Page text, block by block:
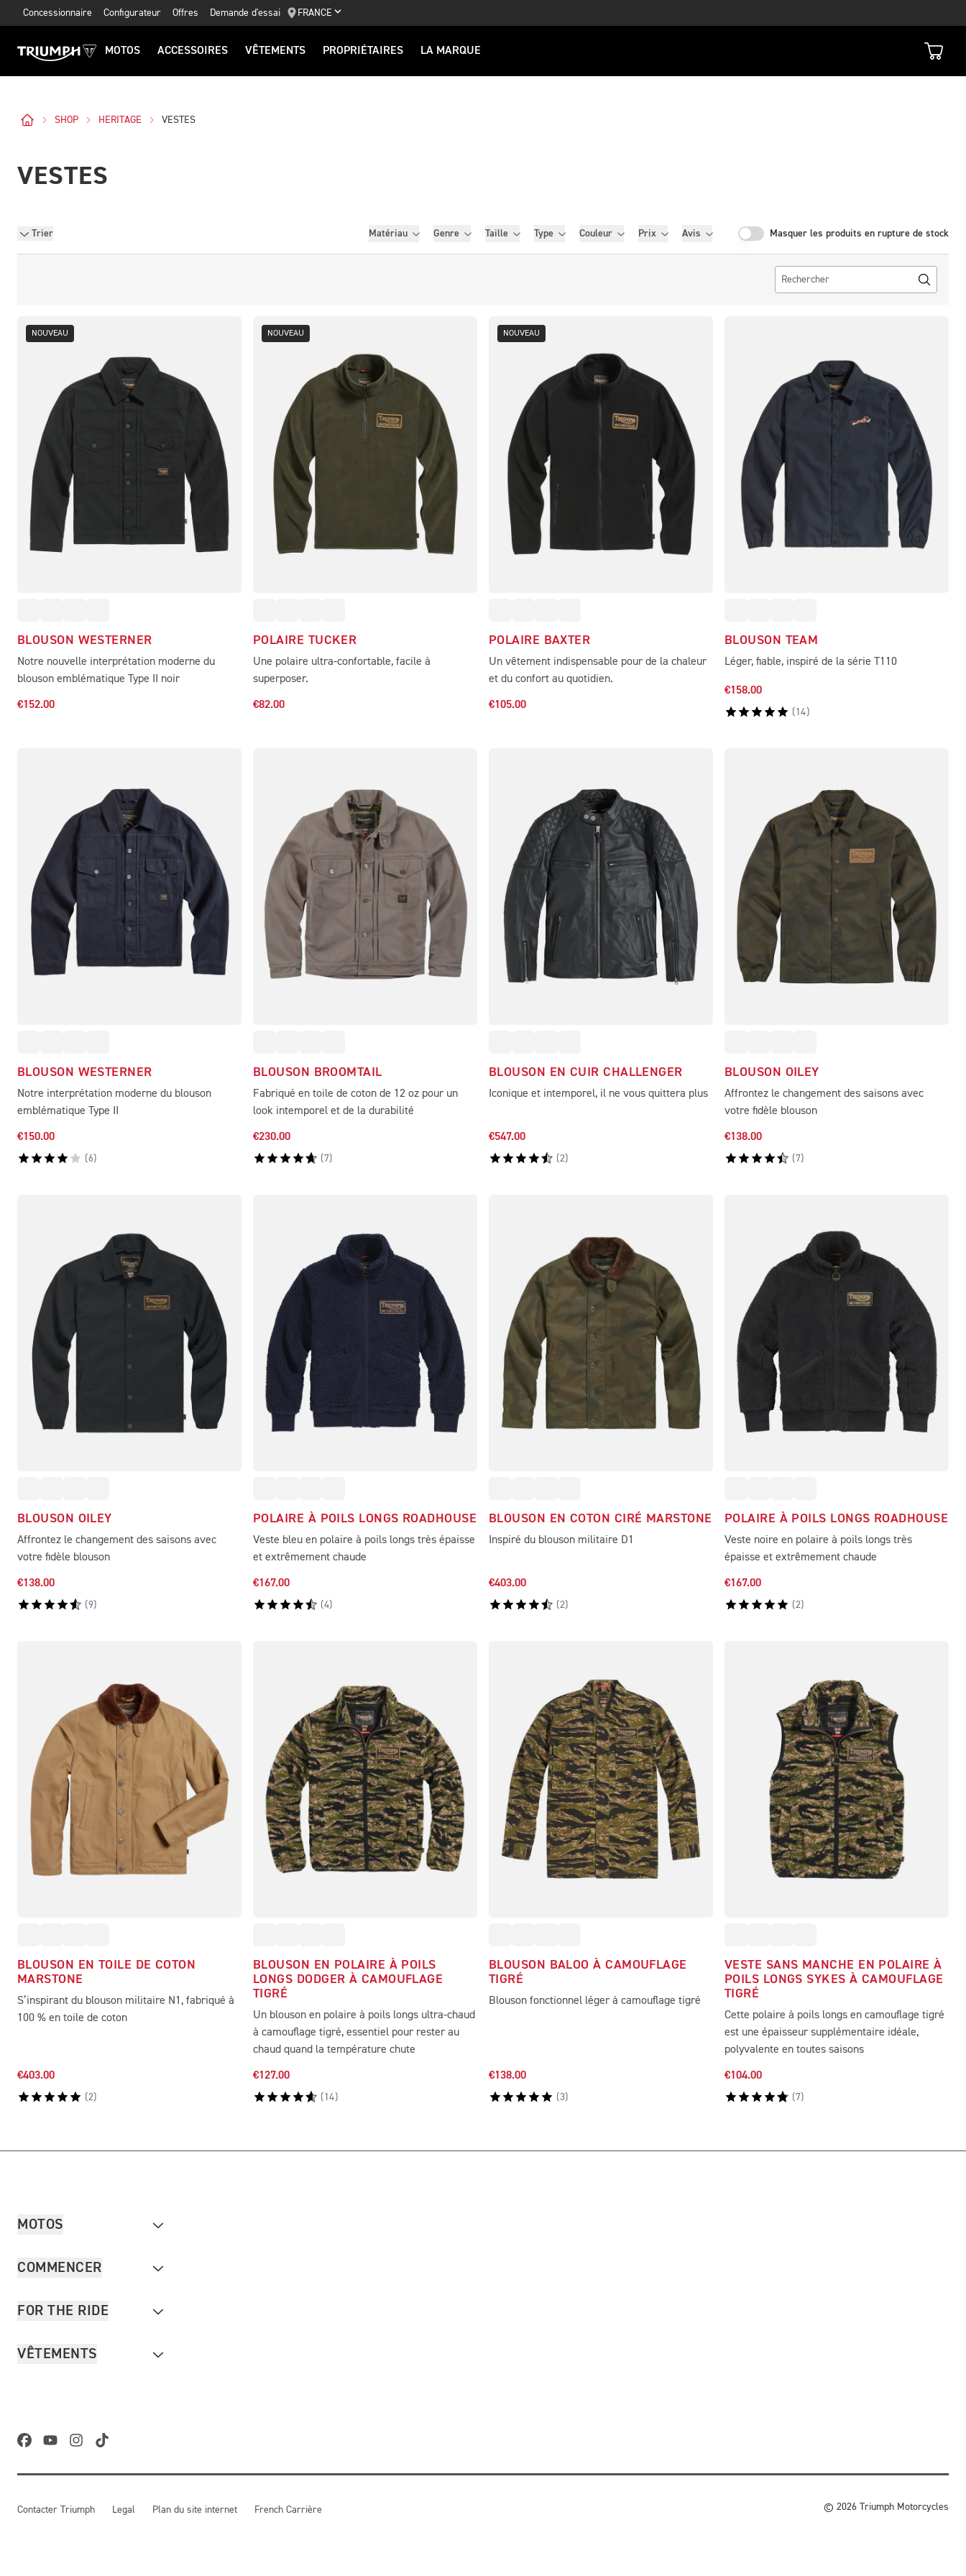
Concessionnaire Configurateur Offres Demande d'essai FRANCE
MOTOS ACCESSOIRES VÊTEMENTS PROPRIÉTAIRES LA MARQUE
SHOP HERITAGE VESTES
VESTES
Trier Filtres
Matériau Genre Taille Type Couleur Prix Avis Masquer les produits en rupture de stock
NOUVEAU
BLOUSON WESTERNER
Notre nouvelle interprétation moderne du
blouson emblématique Type II noir
€152.00
NOUVEAU
POLAIRE TUCKER
Une polaire ultra-confortable, facile à
superposer.
€82.00
NOUVEAU
POLAIRE BAXTER
Un vêtement indispensable pour de la chaleur
et du confort au quotidien.
€105.00
BLOUSON TEAM
Léger, fiable, inspiré de la série T110
€158.00
( 14)
BLOUSON WESTERNER
Notre interprétation moderne du blouson
emblématique Type II
€150.00
(6)
BLOUSON BROOMTAIL
Fabriqué en toile de coton de 12 oz pour un
look intemporel et de la durabilité
€230.00
(7)
BLOUSON EN CUIR CHALLENGER
Iconique et intemporel, il ne vous quittera plus
€547.00
(2)
BLOUSON OILEY
Affrontez le changement des saisons avec
votre fidèle blouson
€138.00
(7)
BLOUSON OILEY
Affrontez le changement des saisons avec
votre fidèle blouson
€138.00
(9)
POLAIRE À POILS LONGS ROADHOUSE
Veste bleu en polaire à poils longs très épaisse
et extrêmement chaude
€167.00
(4)
BLOUSON EN COTON CIRÉ MARSTONE
Inspiré du blouson militaire D1
€403.00
(2)
POLAIRE À POILS LONGS ROADHOUSE
Veste noire en polaire à poils longs très
épaisse et extrêmement chaude
€167.00
(2)
BLOUSON EN TOILE DE COTON
MARSTONE
S’inspirant du blouson militaire N1, fabriqué à
100 % en toile de coton
€403.00
(2)
BLOUSON EN POLAIRE À POILS
LONGS DODGER À CAMOUFLAGE
TIGRÉ
Un blouson en polaire à poils longs ultra-chaud
à camouflage tigré, essentiel pour rester au
chaud quand la température chute
€127.00
( 14)
BLOUSON BALOO À CAMOUFLAGE
TIGRÉ
Blouson fonctionnel léger à camouflage tigré
€138.00
(3)
VESTE SANS MANCHE EN POLAIRE À
POILS LONGS SYKES À CAMOUFLAGE
TIGRÉ
Cette polaire à poils longs en camouflage tigré
est une épaisseur supplémentaire idéale,
polyvalente en toutes saisons
€104.00
(7)
MOTOS
COMMENCER
FOR THE RIDE
VÊTEMENTS
Contacter Triumph Legal Plan du site internet French Carrière © 2026 Triumph Motorcycles